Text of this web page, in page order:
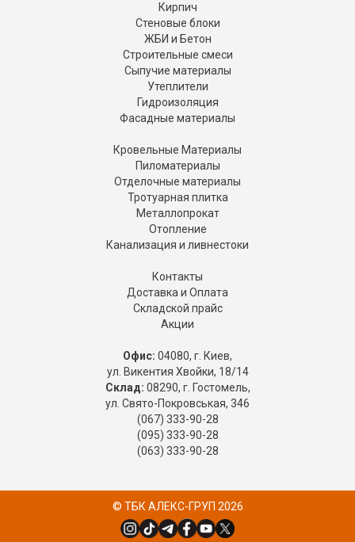
Кирпич
Стеновые блоки
ЖБИ и Бетон
Строительные смеси
Сыпучие материалы
Утеплители
Гидроизоляция
Фасадные материалы
Кровельные Материалы
Пиломатериалы
Отделочные материалы
Тротуарная плитка
Металлопрокат
Отопление
Канализация и ливнестоки
Контакты
Доставка и Оплата
Складской прайс
Акции
Офис: 04080, г. Киев,
ул. Викентия Хвойки, 18/14
Склад: 08290, г. Гостомель,
ул. Свято-Покровськая, 346
(067) 333-90-28
(095) 333-90-28
(063) 333-90-28
© ТБК АЛЕКС-ГРУП 2026